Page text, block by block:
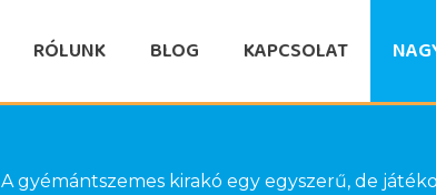
RÓLUNK BLOG KAPCSOLAT
A gyémántszemes kirakó egy egyszerű, de